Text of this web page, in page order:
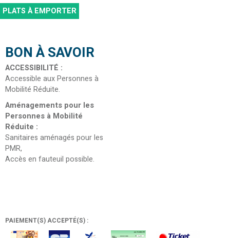
PLATS À EMPORTER
BON À SAVOIR
ACCESSIBILITÉ :
Accessible aux Personnes à
Mobilité Réduite
Aménagements pour les
Personnes à Mobilité
Réduite :
Sanitaires aménagés pour les
PMR
Accès en fauteuil possible
PAIEMENT(S) ACCEPTÉ(S) :